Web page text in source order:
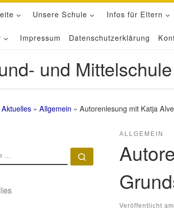
Unsere Schule Infos für Eltern
Impressum Datenschutzerklärung
und
Aktuelles » Allgemein » Autorenlesung mit Katja
ALLGEMEIN
Veröffentlicht am
Suchen …